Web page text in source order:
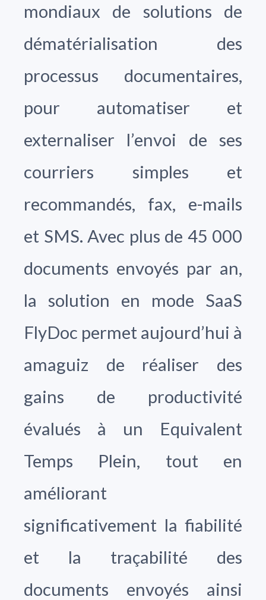
mondiaux de solutions de
dématérialisation des
processus documentaires,
pour automatiser et
externaliser l’envoi de ses
courriers simples et
recommandés, fax, e-mails
et SMS. Avec plus de 45 000
documents envoyés par an,
la solution en mode SaaS
FlyDoc permet aujourd’hui à
amaguiz de réaliser des
gains de productivité
évalués à un Equivalent
Temps Plein, tout en
améliorant
significativement la fiabilité
et la traçabilité des
documents envoyés ainsi